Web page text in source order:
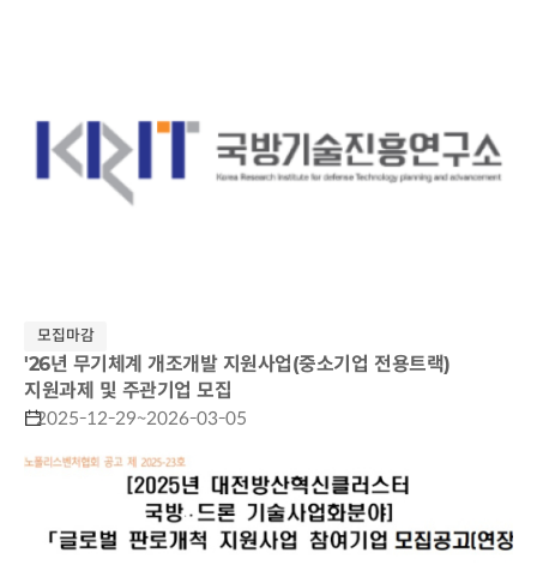
모집마감
'26년 무기체계 개조개발 지원사업(중소기업 전용트랙)
지원과제 및 주관기업 모집
2025-12-29~2026-03-05